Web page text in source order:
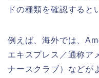
ドの種類を確認すると
例えば、海外では、
エキスプレス／通称ア
ナースクラブ）などが